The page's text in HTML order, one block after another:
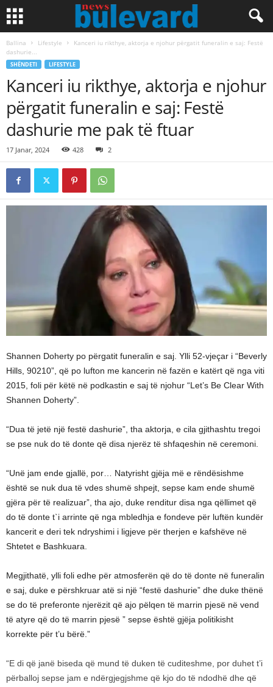
Ballina Lifestyle
Kanceri iu rikthye, aktorja e njohur përgatit funeralin e saj: Festë
dashurie...
SHËNDETI LIFESTYLE
Kanceri iu rikthye, aktorja e njohur
përgatit funeralin e saj: Festë
dashurie me pak të ftuar
17 Janar, 2024 428 2
Shannen Doherty po përgatit funeralin e saj. Ylli 52-vjeçar i “Beverly
Hills, 90210”, që po lufton me kancerin në fazën e katërt që nga viti
2015, foli për këtë në podkastin e saj të njohur “Let’s Be Clear With
Shannen Doherty”.
“Dua të jetë një festë dashurie”, tha aktorja, e cila gjithashtu tregoi
se pse nuk do të donte që disa njerëz të shfaqeshin në ceremoni.
“Unë jam ende gjallë, por… Natyrisht gjëja më e rëndësishme
është se nuk dua të vdes shumë shpejt, sepse kam ende shumë
gjëra për të realizuar”, tha ajo, duke renditur disa nga qëllimet që
do të donte t`i arrinte që nga mbledhja e fondeve për luftën kundër
kancerit e deri tek ndryshimi i ligjeve për therjen e kafshëve në
Shtetet e Bashkuara.
Megjithatë, ylli foli edhe për atmosferën që do të donte në funeralin
e saj, duke e përshkruar atë si një “festë dashurie” dhe duke thënë
se do të preferonte njerëzit që ajo pëlqen të marrin pjesë në vend
të atyre që do të marrin pjesë ” sepse është gjëja politikisht
korrekte për t’u bërë.”
“E di që janë biseda që mund të duken të cuditeshme, por duhet t’i
përballoj sepse jam e ndërgjegjshme që kjo do të ndodhë dhe që